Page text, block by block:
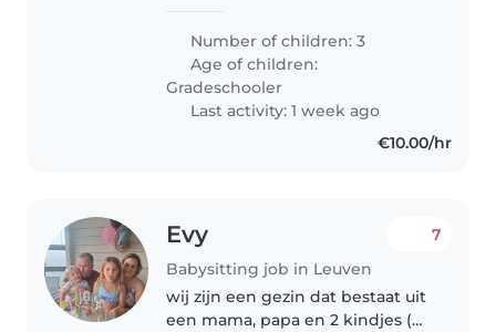
moet gewoon op de bushalte
met mijn kinderen opwachten
Number of children: 3
Age of children:
Gradeschooler
Last activity: 1 week ago
€10.00/hr
Evy
Babysitting job in Leuven
7
wij zijn een gezin dat bestaat uit
een mama, papa en 2 kindjes (